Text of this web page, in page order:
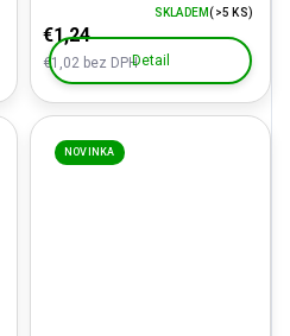
€1,02 bez DPH
€1,24
SKLADEM(>5 KS)
Detail
NOVINKA